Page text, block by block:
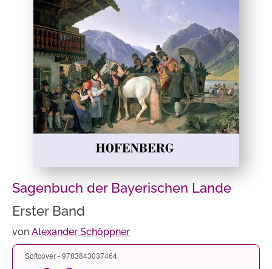
Sagenbuch der Bayerischen Lande
Erster Band
von Alexander Schöppner
Softcover - 9783843037464